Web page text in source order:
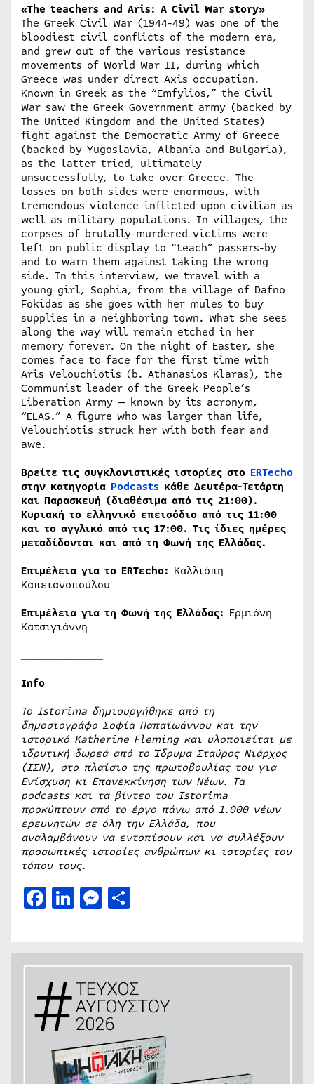
«The teachers and Aris: A Civil War story»
The Greek Civil War (1944-49) was one of the
bloodiest civil conflicts of the modern era,
and grew out of the various resistance
movements of World War II, during which
Greece was under direct Axis occupation.
Known in Greek as the “Emfylios,” the Civil
War saw the Greek Government army (backed by
The United Kingdom and the United States)
fight against the Democratic Army of Greece
(backed by Yugoslavia, Albania and Bulgaria),
as the latter tried, ultimately
unsuccessfully, to take over Greece. The
losses on both sides were enormous, with
tremendous violence inflicted upon civilian as
well as military populations. In villages, the
corpses of brutally-murdered victims were
left on public display to “teach” passers-by
and to warn them against taking the wrong
side. In this interview, we travel with a
young girl, Sophia, from the village of Dafno
Fokidas as she goes with her mules to buy
supplies in a neighboring town. What she sees
along the way will remain etched in her
memory forever. On the night of Easter, she
comes face to face for the first time with
Aris Velouchiotis (b. Athanasios Klaras), the
Communist leader of the Greek People’s
Liberation Army — known by its acronym,
“ELAS.” A figure who was larger than life,
Velouchiotis struck her with both fear and
awe.
Βρείτε τις συγκλονιστικές ιστορίες στο ERTecho
στην κατηγορία Podcasts κάθε Δευτέρα-Τετάρτη
και Παρασκευή (διαθέσιμα από τις 21:00).
Κυριακή το ελληνικό επεισόδιο από τις 11:00
και το αγγλικό από τις 17:00. Τις ίδιες ημέρες
μεταδίδονται και από τη Φωνή της Ελλάδας.
Επιμέλεια για το ERTεcho: Καλλιόπη
Καπετανοπούλου
Επιμέλεια για τη Φωνή της Ελλάδας: Ερμιόνη
Κατσιγιάννη
Info
Το Istorima δημιουργήθηκε από τη
δημοσιογράφο Σοφία Παπαϊωάννου και την
ιστορικό Katherine Fleming και υλοποιείται με
ιδρυτική δωρεά από το Ίδρυμα Σταύρος Νιάρχος
(ΙΣΝ), στο πλαίσιο της πρωτοβουλίας του για
Ενίσχυση κι Επανεκκίνηση των Νέων. Τα
podcasts και τα βίντεο του Istorima
προκύπτουν από το έργο πάνω από 1.000 νέων
ερευνητών σε όλη την Ελλάδα, που
αναλαμβάνουν να εντοπίσουν και να συλλέξουν
προσωπικές ιστορίες ανθρώπων κι ιστορίες του
τόπου τους.
Facebook
LinkedIn
Messenger